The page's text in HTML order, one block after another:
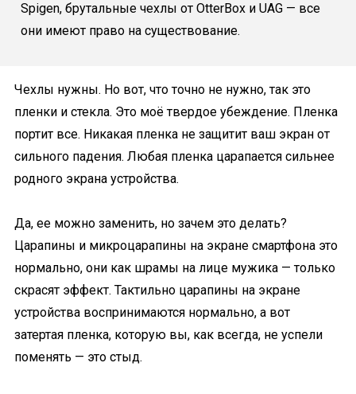
Spigen, брутальные чехлы от OtterBox и UAG — все
они имеют право на существование.
Чехлы нужны. Но вот, что точно не нужно, так это
пленки и стекла. Это моё твердое убеждение. Пленка
портит все. Никакая пленка не защитит ваш экран от
сильного падения. Любая пленка царапается сильнее
родного экрана устройства.
Да, ее можно заменить, но зачем это делать?
Царапины и микроцарапины на экране смартфона это
нормально, они как шрамы на лице мужика — только
скрасят эффект. Тактильно царапины на экране
устройства воспринимаются нормально, а вот
затертая пленка, которую вы, как всегда, не успели
поменять — это стыд.